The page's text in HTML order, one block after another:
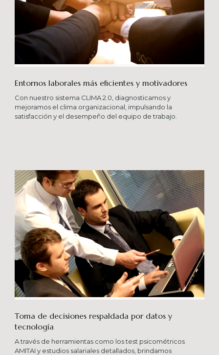
Entornos laborales más eficientes y motivadores
Con nuestro sistema CLIMA 2.0, diagnosticamos y
mejoramos el clima organizacional, impulsando la
satisfacción y el desempeño del equipo de trabajo.
Toma de decisiones respaldada por datos y
tecnología​
A través de herramientas como los test psicométricos
AMITAI y estudios salariales detallados, brindamos